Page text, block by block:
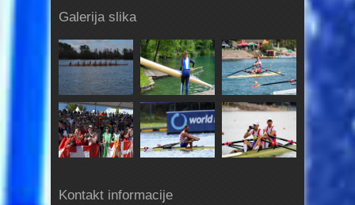
Galerija slika
Kontakt informacije